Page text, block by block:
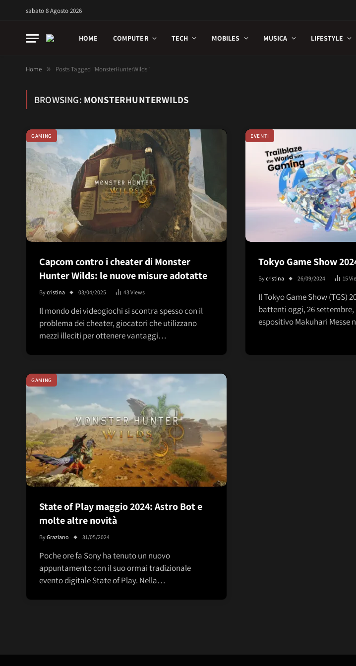
sabato 8 Agosto 2026
HOME COMPUTER TECH MOBILES MUSICA LIFESTYLE
Home » Posts Tagged "MonsterHunterWilds"
BROWSING: MONSTERHUNTERWILDS
GAMING
Capcom contro i cheater di Monster
Hunter Wilds: le nuove misure adotatte
Bycristina 03/04/2025 43Views
Il mondo dei videogiochi si scontra spesso con il
problema dei cheater, giocatori che utilizzano
mezzi illeciti per ottenere vantaggi…
EVENTI
Tokyo Game Show
Bycristina 26/09/2024 15
Il Tokyo Game Show (TGS)
battenti oggi, 26
espositivo Makuhari Messe
GAMING
State of Play maggio 2024: Astro Bot e
molte altre novità
ByGraziano 31/05/2024
Poche ore fa Sony ha tenuto un nuovo
appuntamento con il suo ormai tradizionale
evento digitale State of Play. Nella…